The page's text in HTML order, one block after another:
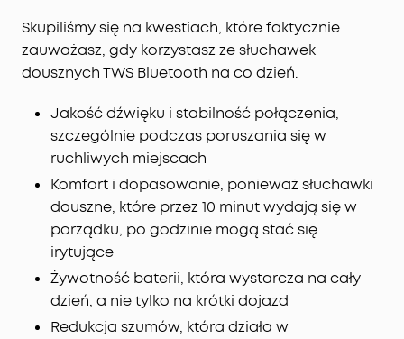
Skupiliśmy się na kwestiach, które faktycznie
zauważasz, gdy korzystasz ze słuchawek
dousznych TWS Bluetooth na co dzień.
Jakość dźwięku i stabilność połączenia,
szczególnie podczas poruszania się w
ruchliwych miejscach
Komfort i dopasowanie, ponieważ słuchawki
douszne, które przez 10 minut wydają się w
porządku, po godzinie mogą stać się
irytujące
Żywotność baterii, która wystarcza na cały
dzień, a nie tylko na krótki dojazd
Redukcja szumów, która działa w